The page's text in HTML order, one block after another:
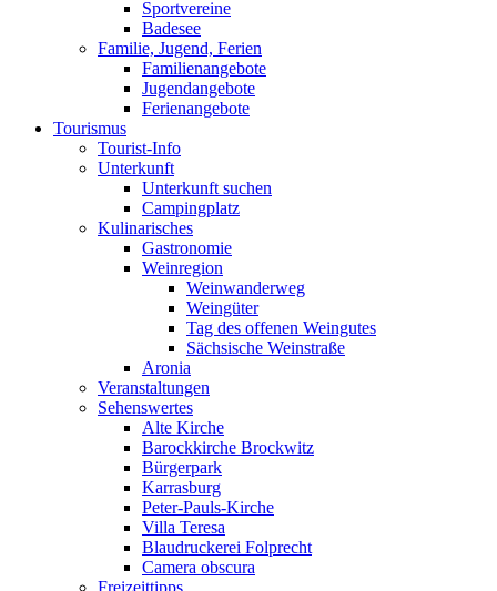
Sportvereine
Badesee
Familie, Jugend, Ferien
Familienangebote
Jugendangebote
Ferienangebote
Tourismus
Tourist-Info
Unterkunft
Unterkunft suchen
Campingplatz
Kulinarisches
Gastronomie
Weinregion
Weinwanderweg
Weingüter
Tag des offenen Weingutes
Sächsische Weinstraße
Aronia
Veranstaltungen
Sehenswertes
Alte Kirche
Barockkirche Brockwitz
Bürgerpark
Karrasburg
Peter-Pauls-Kirche
Villa Teresa
Blaudruckerei Folprecht
Camera obscura
Freizeittipps